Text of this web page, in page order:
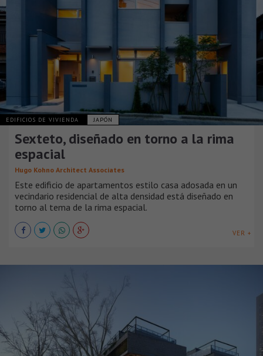
EDIFICIOS DE VIVIENDA JAPÓN
Sexteto, diseñado en torno a la rima
espacial
Hugo Kohno Architect Associates
Este edificio de apartamentos estilo casa adosada en un
vecindario residencial de alta densidad está diseñado en
torno al tema de la rima espacial.
VER +